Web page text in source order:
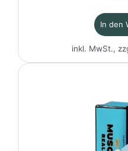
In den
inkl. MwSt.,